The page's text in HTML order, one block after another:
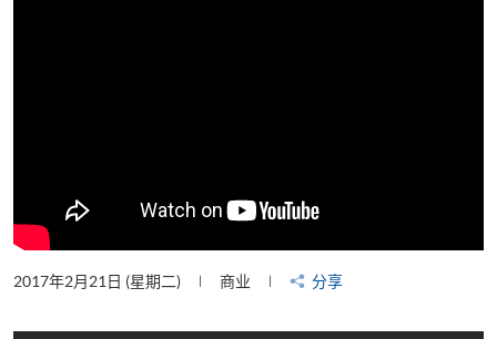
2017年2月21日 (星期二) 商业 分享